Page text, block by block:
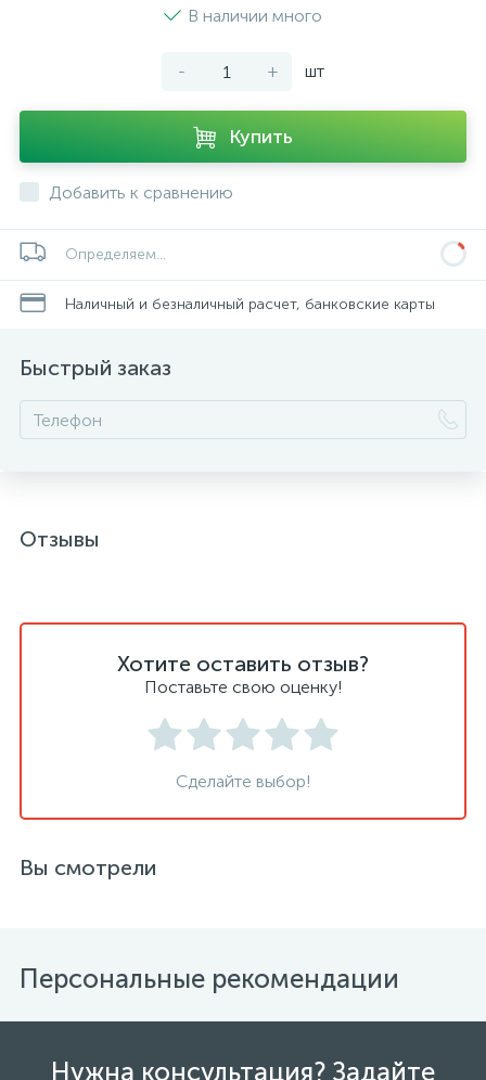
В наличии много
- + шт
Купить
Добавить к сравнению
Определяем...
Наличный и безналичный расчет, банковские карты
Быстрый заказ
Отзывы
Хотите оставить отзыв?
Поставьте свою оценку!
Сделайте выбор!
Вы смотрели
Персональные рекомендации
Нужна консультация? Задайте